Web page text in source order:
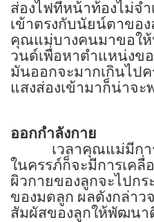
ส่องไฟที่หน้าท้องไม่จำ
เข้าตรงกับนัยน์ตาขอ
คุณแม่บางคนมาขอให้
วนด์เพื่อหาตำแหน่งข
มันออกจะมากเกินไป
แสงส่องเข้ามาก็น่าจะ
ออกกำลังกาย
เวลาคุณแม่มีก
ในครรภ์ก็จะมีการเค
ผิวกายของลูกจะไปก
ของมดลูก ผลดังกล่าว
สัมผัสของลูกให้พัฒน